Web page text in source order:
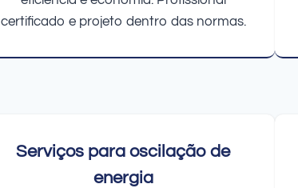
certificado e projeto dentro das normas.
Serviços para oscilação de
energia